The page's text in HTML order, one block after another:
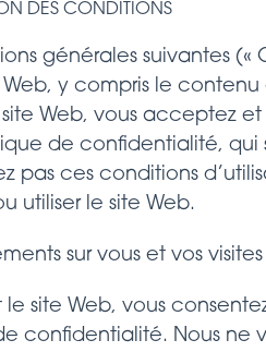
DES CONDITIONS
générales suivantes
y compris le contenu
Web, vous acceptez
de confidentialité, qui
pas ces conditions
utiliser le site Web.
sur vous et vos
le site Web, vous
confidentialité. Nous ne